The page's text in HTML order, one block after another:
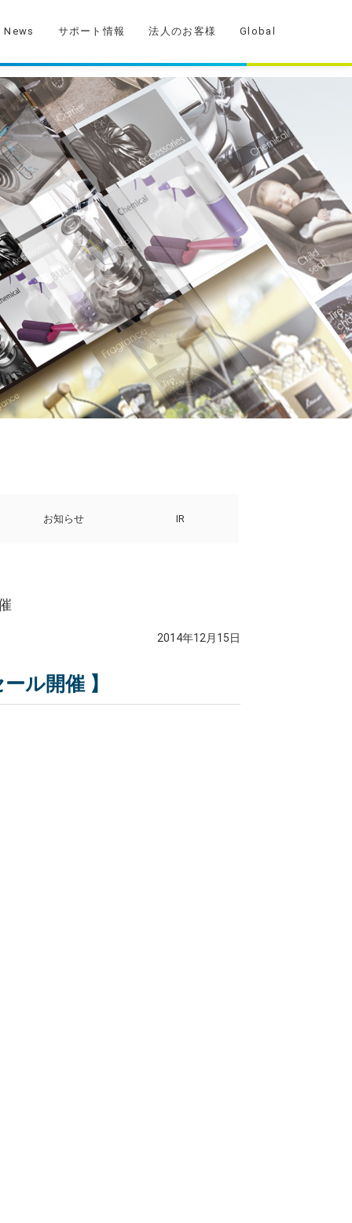
News サポート情報 法人のお客様 Global
お知らせ IR
2014年12月15日
ル開催 】